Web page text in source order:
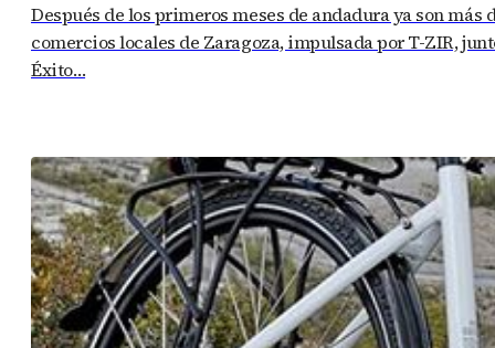
Después de los primeros meses de andadura ya son
comercios locales de Zaragoza, impulsada por T-ZIR,
Éxito…